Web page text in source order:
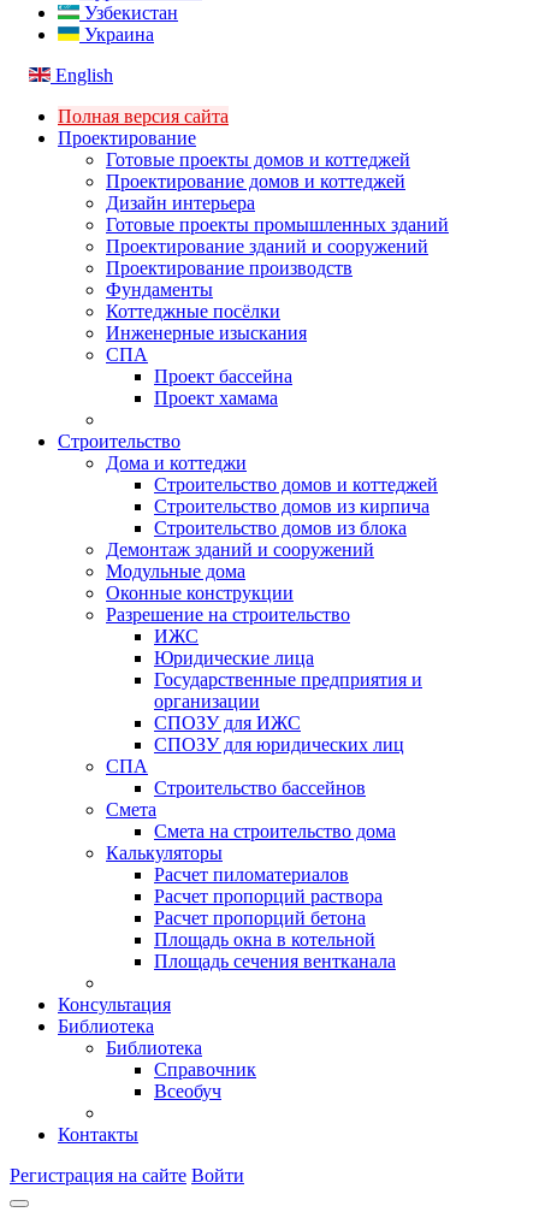
Узбекистан
Украина
English
Полная версия сайта
Проектирование
Готовые проекты домов и коттеджей
Проектирование домов и коттеджей
Дизайн интерьера
Готовые проекты промышленных зданий
Проектирование зданий и сооружений
Проектирование производств
Фундаменты
Коттеджные посёлки
Инженерные изыскания
СПА
Проект бассейна
Проект хамама
Строительство
Дома и коттеджи
Строительство домов и коттеджей
Строительство домов из кирпича
Строительство домов из блока
Демонтаж зданий и сооружений
Модульные дома
Оконные конструкции
Разрешение на строительство
ИЖС
Юридические лица
Государственные предприятия и
организации
СПОЗУ для ИЖС
СПОЗУ для юридических лиц
СПА
Строительство бассейнов
Смета
Смета на строительство дома
Калькуляторы
Расчет пиломатериалов
Расчет пропорций раствора
Расчет пропорций бетона
Площадь окна в котельной
Площадь сечения вентканала
Консультация
Библиотека
Библиотека
Справочник
Всеобуч
Контакты
Регистрация на сайте Войти